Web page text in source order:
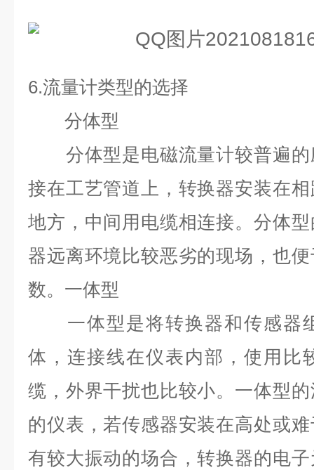
6.流量计类型的选择
分体型
分体型是电磁流量计较普遍的
接在工艺管道上，转换器安装在
地方，中间用电缆相连接。分体
器远离环境比较恶劣的现场，也
数。一体型
一体型是将转换器和传感器
体，连接线在仪表内部，使用比
缆，外界干扰也比较小。一体型
的仪表，若传感器安装在高处或
有较大振动的场合，转换器的电